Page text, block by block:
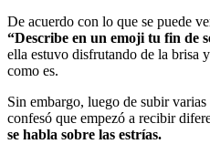
De acuerdo con lo que se puede
“Describe en un emoji tu fin de
ella estuvo disfrutando de la brisa
como es.
Sin embargo, luego de subir varias
confesó que empezó a recibir
se habla sobre las estrías.